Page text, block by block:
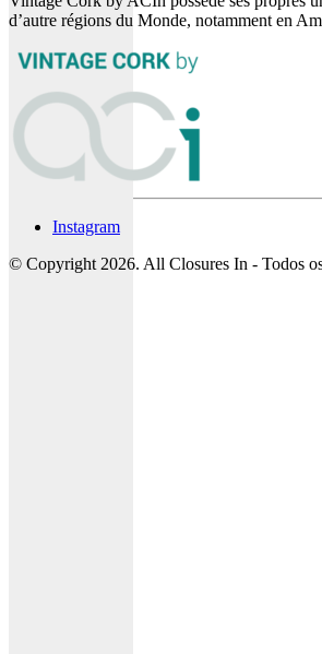
d’autre régions du Monde, notamment en
Instagram
© Copyright 2026. All Closures In - Todos